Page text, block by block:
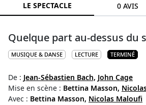
LE SPECTACLE 0 AVIS
Quelque part au-dessus du
MUSIQUE & DANSE LECTURE TERMINÉ
De : Jean-Sébastien Bach, John Cage
Mise en scène : Bettina Masson,
Avec : Bettina Masson, Nicolas Maloufi